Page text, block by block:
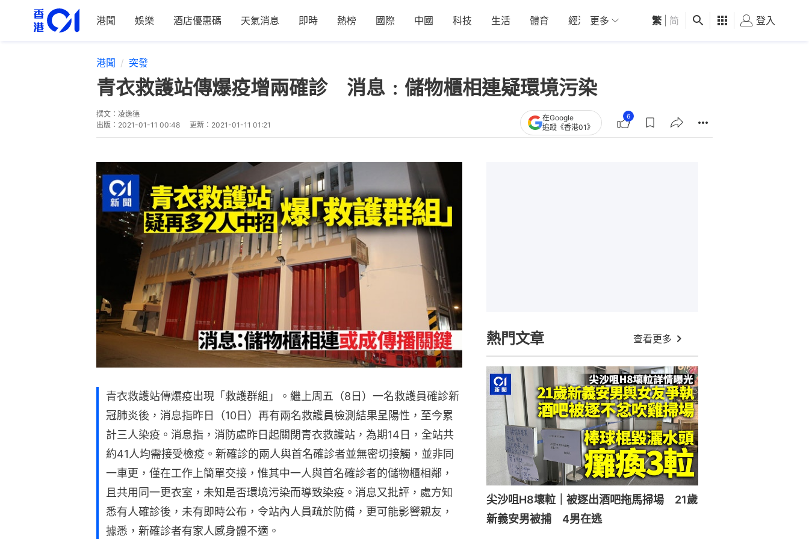
港聞 娛樂 酒店優惠碼 天氣消息 即時 熱榜 國際 中國 科技 生活 體育 經濟 01深圳 觀點 健康 好食玩飛
更多 繁 简 登入
港聞 突發
青衣救護站傳爆疫增兩確診 消息﹕儲物櫃相連疑環境污染
撰文： 凌逸德
出版： 2021-01-11 00:48 更新： 2021-01-11 01:21
在Google
追蹤《香港01》
6
青衣救護站傳爆疫出現「救護群組」。繼上周五（8日）一名救護員確診新
冠肺炎後，消息指昨日（10日）再有兩名救護員檢測結果呈陽性，至今累
計三人染疫。消息指，消防處昨日起關閉青衣救護站，為期14日，全站共
約41人均需接受檢疫。新確診的兩人與首名確診者並無密切接觸，並非同
一車更，僅在工作上簡單交接，惟其中一人與首名確診者的儲物櫃相鄰，
且共用同一更衣室，未知是否環境污染而導致染疫。消息又批評，處方知
悉有人確診後，未有即時公布，令站內人員疏於防備，更可能影響親友，
據悉，新確診者有家人感身體不適。
熱門文章 查看更多
尖沙咀H8壞𨋢｜被逐出酒吧拖馬掃場 21歲
新義安男被捕 4男在逃